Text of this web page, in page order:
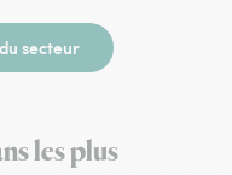
secteur
les plus